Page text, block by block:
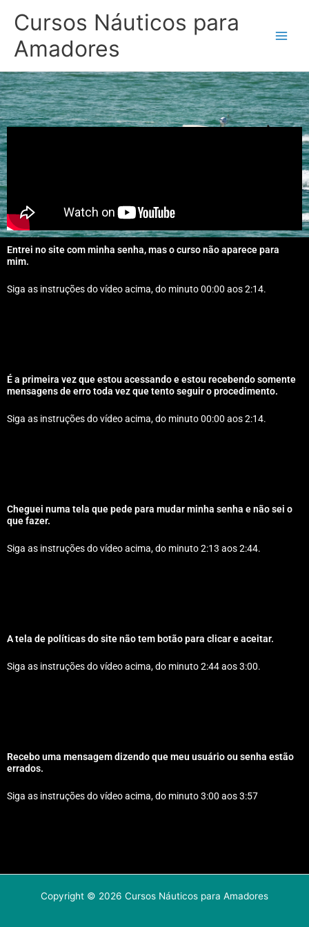
Cursos Náuticos para
Amadores
Entrei no site com minha senha, mas o curso não aparece para
mim.
Siga as instruções do vídeo acima, do minuto 00:00 aos 2:14.
É a primeira vez que estou acessando e estou recebendo somente
mensagens de erro toda vez que tento seguir o procedimento.
Siga as instruções do vídeo acima, do minuto 00:00 aos 2:14.
Cheguei numa tela que pede para mudar minha senha e não sei o
que fazer.
Siga as instruções do vídeo acima, do minuto 2:13 aos 2:44.
A tela de políticas do site não tem botão para clicar e aceitar.
Siga as instruções do vídeo acima, do minuto 2:44 aos 3:00.
Recebo uma mensagem dizendo que meu usuário ou senha estão
errados.
Siga as instruções do vídeo acima, do minuto 3:00 aos 3:57
Copyright © 2026 Cursos Náuticos para Amadores